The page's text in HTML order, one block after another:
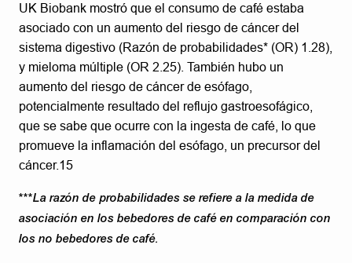
UK Biobank mostró que el consumo de café estaba
asociado con un aumento del riesgo de cáncer del
sistema digestivo (Razón de probabilidades* (OR) 1.28),
y mieloma múltiple (OR 2.25). También hubo un
aumento del riesgo de cáncer de esófago,
potencialmente resultado del reflujo gastroesofágico,
que se sabe que ocurre con la ingesta de café, lo que
promueve la inflamación del esófago, un precursor del
cáncer.15
***La razón de probabilidades se refiere a la medida de
asociación en los bebedores de café en comparación con
los no bebedores de café.